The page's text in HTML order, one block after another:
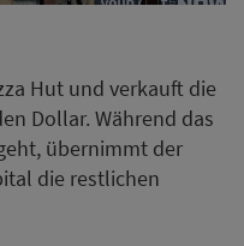
Hut und verkauft die
Dollar. Während das
übernimmt der
die restlichen